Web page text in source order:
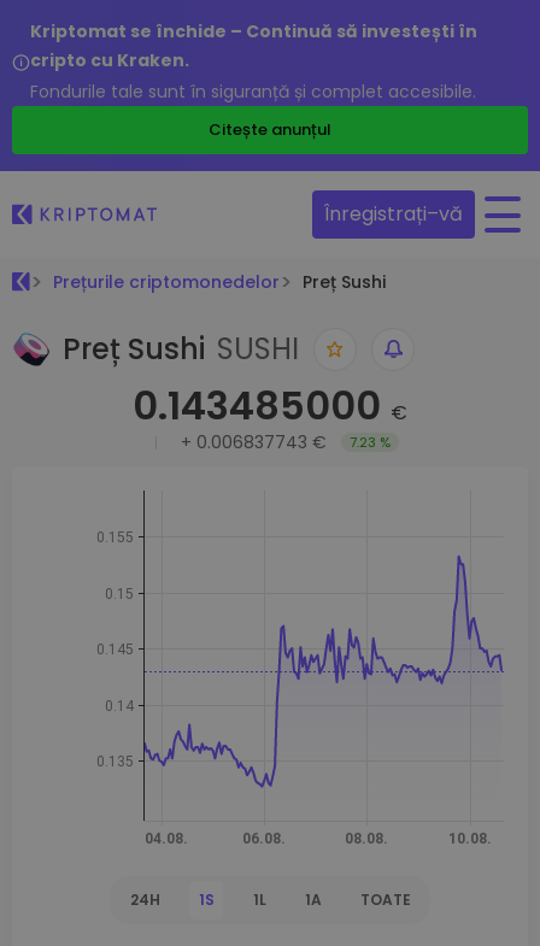
Kriptomat se închide – Continuă să investești în
cripto cu Kraken.
Fondurile tale sunt în siguranță și complet accesibile.
Citește anunțul
Înregistrați–vă
Prețurile criptomonedelor Preț Sushi
Preț Sushi SUSHI
0.143485000 €
+ 0.006837743 € 7.23 %
24H 1S 1L 1A TOATE